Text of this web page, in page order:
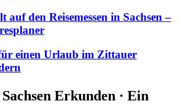
auf den Reisemessen in Sachsen –
einen Urlaub im Zittauer
Erkunden · Ein